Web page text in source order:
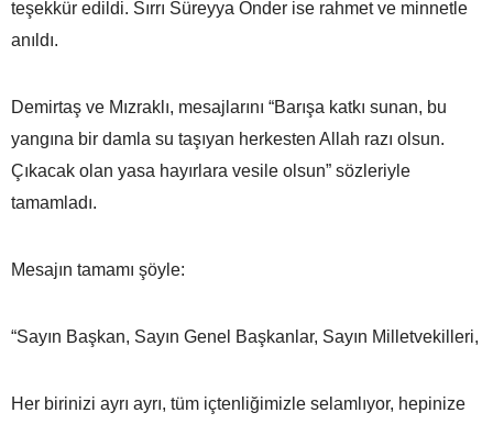
teşekkür edildi. Sırrı Süreyya Önder ise rahmet ve minnetle
anıldı.
Demirtaş ve Mızraklı, mesajlarını “Barışa katkı sunan, bu
yangına bir damla su taşıyan herkesten Allah razı olsun.
Çıkacak olan yasa hayırlara vesile olsun” sözleriyle
tamamladı.
Mesajın tamamı şöyle:
“Sayın Başkan, Sayın Genel Başkanlar, Sayın Milletvekilleri,
Her birinizi ayrı ayrı, tüm içtenliğimizle selamlıyor, hepinize